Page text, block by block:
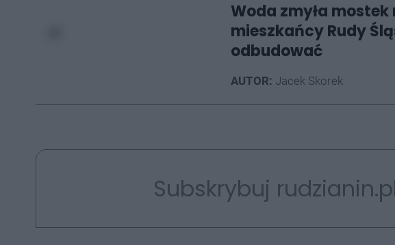
Woda zmyła mostek
mieszkańcy Rudy
odbudować
AUTOR: Jacek Skorek
Subskrybuj